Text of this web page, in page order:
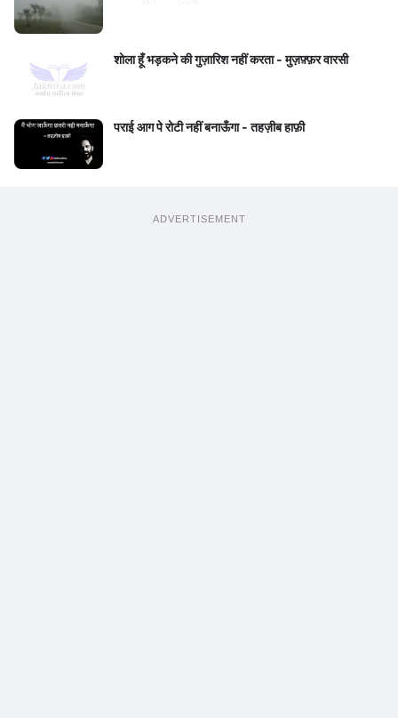
शोला हूँ भड़कने की गुज़ारिश नहीं करता - मुज़फ़्फ़र वारसी
पराई आग पे रोटी नहीं बनाऊँगा - तहज़ीब हाफ़ी
ADVERTISEMENT